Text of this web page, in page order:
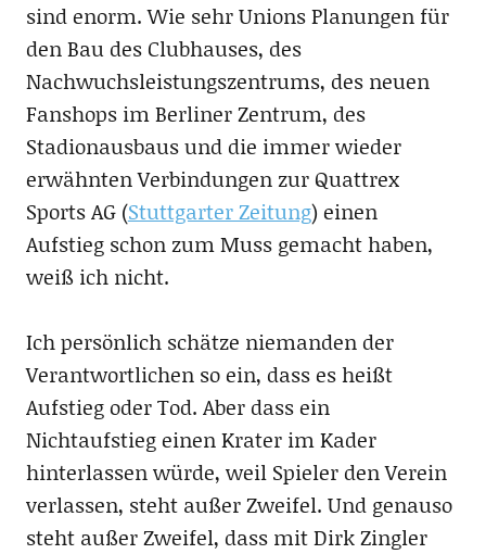
sind enorm. Wie sehr Unions Planungen für
den Bau des Clubhauses, des
Nachwuchsleistungszentrums, des neuen
Fanshops im Berliner Zentrum, des
Stadionausbaus und die immer wieder
erwähnten Verbindungen zur Quattrex
Sports AG (Stuttgarter Zeitung) einen
Aufstieg schon zum Muss gemacht haben,
weiß ich nicht.
Ich persönlich schätze niemanden der
Verantwortlichen so ein, dass es heißt
Aufstieg oder Tod. Aber dass ein
Nichtaufstieg einen Krater im Kader
hinterlassen würde, weil Spieler den Verein
verlassen, steht außer Zweifel. Und genauso
steht außer Zweifel, dass mit Dirk Zingler